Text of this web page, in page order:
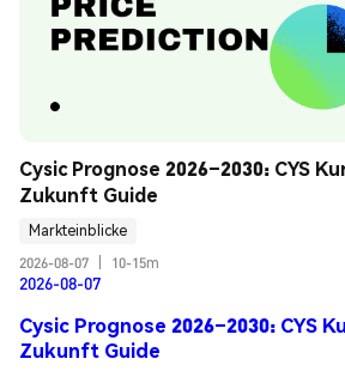
Cysic Prognose 2026–2030: CYS
Zukunft Guide
Markteinblicke
2026-08-07
10-15m
2026-08-07
Cysic Prognose 2026–2030: CYS
Zukunft Guide